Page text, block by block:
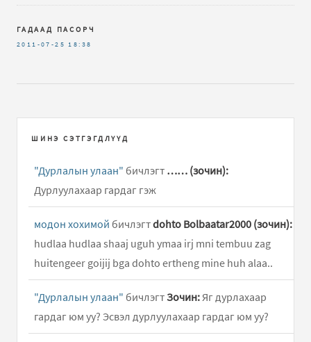
ГАДААД ПАСОРЧ
2011-07-25 18:38
ШИНЭ СЭТГЭГДЛҮҮД
"Дурлалын улаан" бичлэгт …… (зочин):
Дурлуулахаар гардаг гэж
модон хохимой бичлэгтdohto Bolbaatar2000 (зочин):
hudlaa hudlaa shaaj uguh ymaa irj mni tembuu zag
huitengeer goijij bga dohto ertheng mine huh alaa..
"Дурлалын улаан" бичлэгтЗочин: Яг дурлахаар
гардаг юм уу? Эсвэл дурлуулахаар гардаг юм уу?